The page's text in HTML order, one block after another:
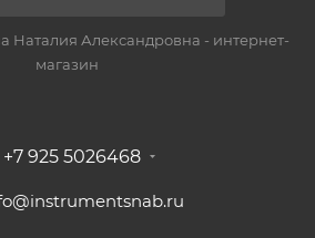
Наталия Александровна - интернет-
магазин
+7 925 5026468